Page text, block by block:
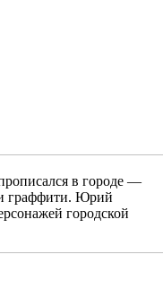
в городе —
граффити. Юрий
городской